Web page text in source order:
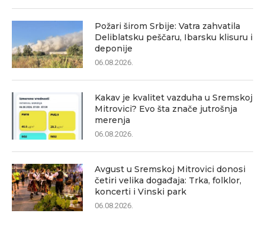
Požari širom Srbije: Vatra zahvatila
Deliblatsku peščaru, Ibarsku klisuru i
deponije
06.08.2026.
Kakav je kvalitet vazduha u Sremskoj
Mitrovici? Evo šta znače jutrošnja
merenja
06.08.2026.
Avgust u Sremskoj Mitrovici donosi
četiri velika događaja: Trka, folklor,
koncerti i Vinski park
06.08.2026.